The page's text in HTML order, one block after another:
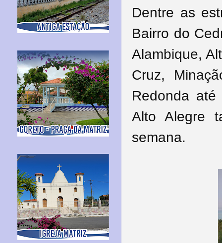
Dentre as
Bairro do
Alambique,
Cruz,
Redonda
Alto Alegre
semana.